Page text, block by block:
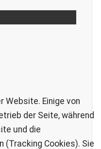
Website. Einige von
der Seite, während
und die
(Tracking Cookies). Sie